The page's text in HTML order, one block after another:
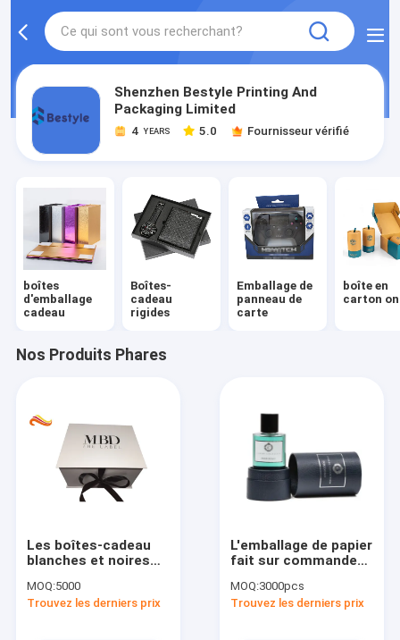
Shenzhen Bestyle Printing And
Packaging Limited
4 YEARS 5.0 Fournisseur vérifié
boîtes
d'emballage
cadeau
Boîtes-
cadeau
rigides
Emballage de
panneau de
carte
boîte en
carton
Nos Produits Phares
Les boîtes-cadeau
blanches et noires
d'habillement avec le
ruban/duplex
MOQ:5000
Trouvez les derniers prix
L'emballage de papier
fait sur commande
papier noir de tube
enferme dans une
MOQ:3000pcs
Trouvez les derniers prix